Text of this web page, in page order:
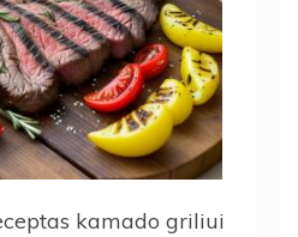
kamado griliui